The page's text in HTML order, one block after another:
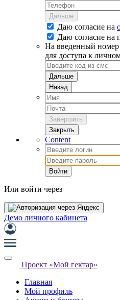
Дальше
Даю согласие на
Даю согласие на
На введенный
для доступа к
Дальше
Назад
Завершить
Закрыть
Content
Войти
Или войти через
Демо личного кабинета
Проект «Мой гектар»
Главная
Мой профиль